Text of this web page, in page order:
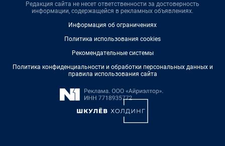
Редакция сайта не несет ответственности за достоверность
информации, содержащейся в рекламных объявлениях.
Информация об ограничениях
Политика использования cookies
Рекомендательные системы
Политика конфиденциальности и обработки персональных данных и
правила использования сайта